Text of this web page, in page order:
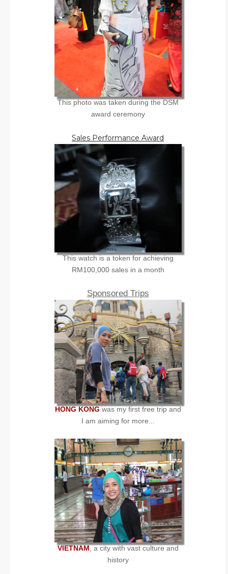
This photo was taken during the DSM
award ceremony
Sales Performance Award
This watch is a token for achieving
RM100,000 sales in a month
Sponsored Trips
HONG KONGwas my first free trip and
I am aiming for more...
VIETNAM, a city with vast culture and
history